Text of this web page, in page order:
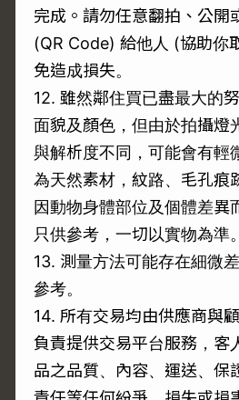
完成。請勿任意翻拍、公開
(QR Code) 給他人 (協助你
免造成損失。
12. 雖然鄰住買已盡最大的
面貌及顏色，但由於拍攝燈
與解析度不同，可能會有輕
為天然素材，紋路、毛孔痕
因動物身體部位及個體差異
只供參考，一切以實物為準
13. 測量方法可能存在細微
參考。
14. 所有交易均由供應商與
負責提供交易平台服務，客
品之品質、內容、運送、保